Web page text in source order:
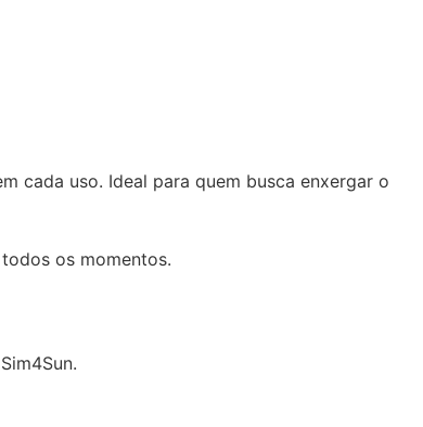
cada uso. Ideal para quem busca enxergar o
os momentos.